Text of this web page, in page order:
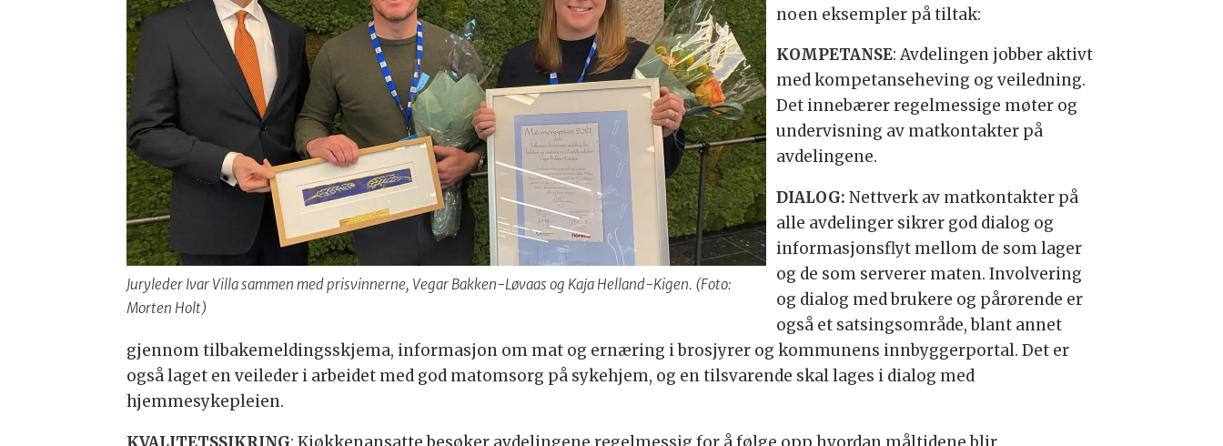
Juryleder Ivar Villa sammen med prisvinnerne, Vegar Bakken-Løvaas og Kaja Helland-Kigen. (Foto:
Morten Holt)
noen eksempler på tiltak:
KOMPETANSE: Avdelingen jobber aktivt
med kompetanseheving og veiledning.
Det innebærer regelmessige møter og
undervisning av matkontakter på
avdelingene.
DIALOG:Nettverk av matkontakter på
alle avdelinger sikrer god dialog og
informasjonsflyt mellom de som lager
og de som serverer maten. Involvering
og dialog med brukere og pårørende er
også et satsingsområde, blant annet
gjennom tilbakemeldingsskjema, informasjon om mat og ernæring i brosjyrer og kommunens innbyggerportal. Det er
også laget en veileder i arbeidet med god matomsorg på sykehjem, og en tilsvarende skal lages i dialog med
hjemmesykepleien.